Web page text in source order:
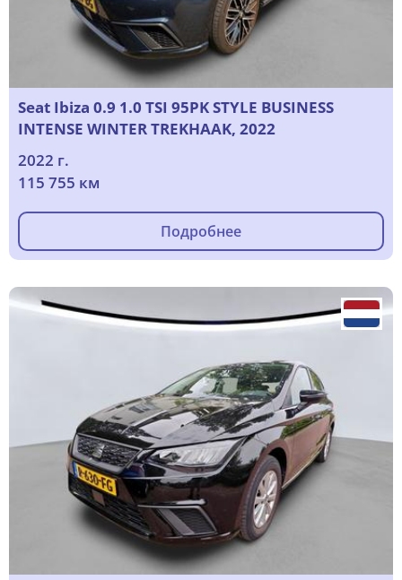
Seat Ibiza 0.9 1.0 TSI 95PK STYLE BUSINESS
INTENSE WINTER TREKHAAK, 2022
2022 г.
115 755 км
Подробнее